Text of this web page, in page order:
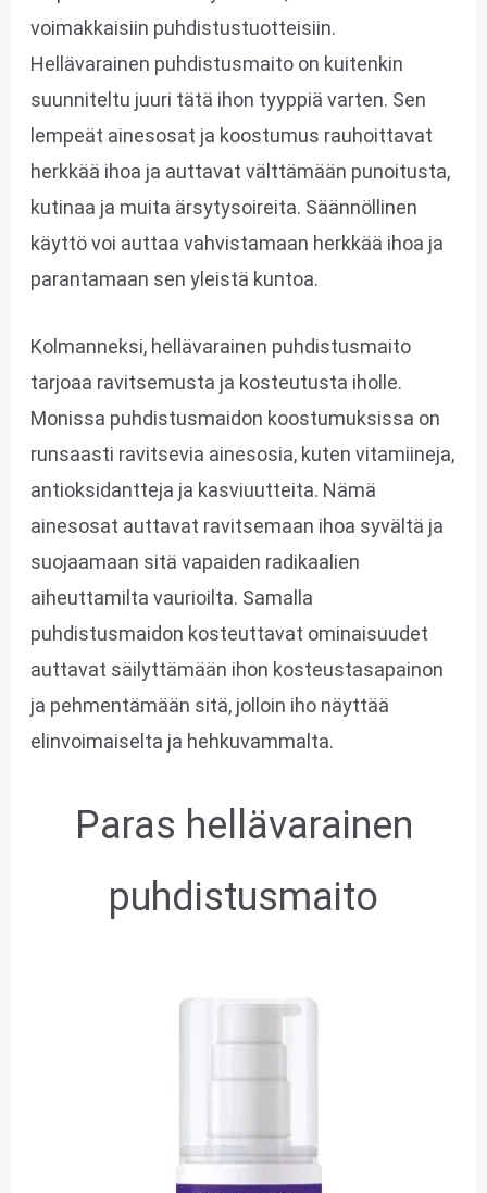
voimakkaisiin puhdistustuotteisiin.
Hellävarainen puhdistusmaito on kuitenkin
suunniteltu juuri tätä ihon tyyppiä varten. Sen
lempeät ainesosat ja koostumus rauhoittavat
herkkää ihoa ja auttavat välttämään punoitusta,
kutinaa ja muita ärsytysoireita. Säännöllinen
käyttö voi auttaa vahvistamaan herkkää ihoa ja
parantamaan sen yleistä kuntoa.
Kolmanneksi, hellävarainen puhdistusmaito
tarjoaa ravitsemusta ja kosteutusta iholle.
Monissa puhdistusmaidon koostumuksissa on
runsaasti ravitsevia ainesosia, kuten vitamiineja,
antioksidantteja ja kasviuutteita. Nämä
ainesosat auttavat ravitsemaan ihoa syvältä ja
suojaamaan sitä vapaiden radikaalien
aiheuttamilta vaurioilta. Samalla
puhdistusmaidon kosteuttavat ominaisuudet
auttavat säilyttämään ihon kosteustasapainon
ja pehmentämään sitä, jolloin iho näyttää
elinvoimaiselta ja hehkuvammalta.
Paras hellävarainen
puhdistusmaito